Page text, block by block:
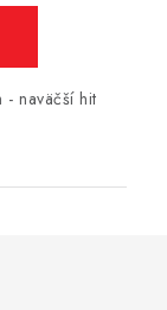
- naväčší hit